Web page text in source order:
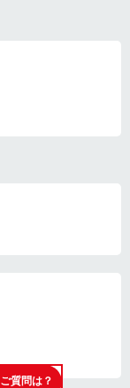
ご質問は？